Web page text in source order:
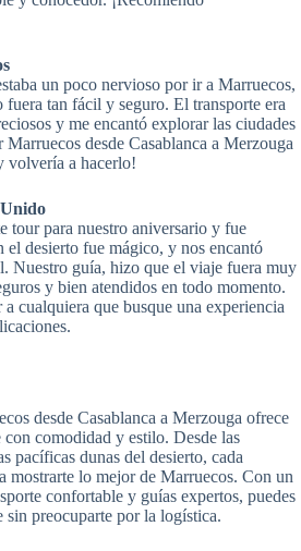
un poco nervioso por ir a Marruecos,
fuera tan fácil y seguro. El transporte era
y me encantó explorar las ciudades
desde Casablanca a Merzouga
volvería a hacerlo!
tour para nuestro aniversario y fue
el desierto fue mágico, y nos encantó
Nuestro guía, hizo que el viaje fuera muy
y bien atendidos en todo momento.
cualquiera que busque una experiencia
desde Casablanca a Merzouga ofrece
comodidad y estilo. Desde las
pacíficas dunas del desierto, cada
mostrarte lo mejor de Marruecos. Con un
confortable y guías expertos, puedes
preocuparte por la logística.